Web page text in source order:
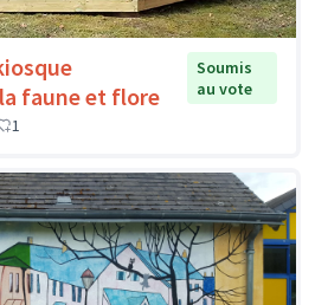
faune et flore
Soumis
au vote
1